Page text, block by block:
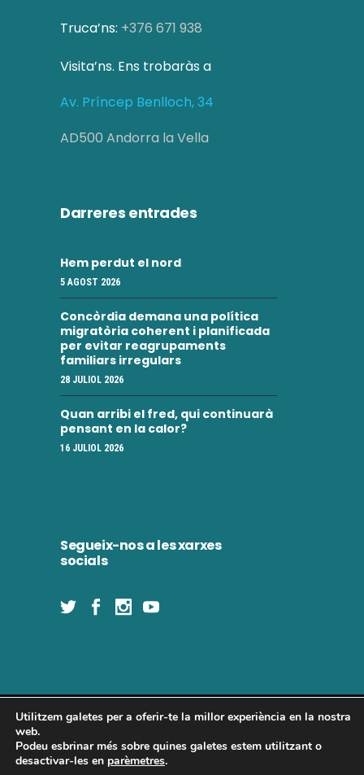
Truca’ns: +376 671 938
Visita’ns. Ens trobaràs a
Av. Príncep Benlloch, 34
AD500 Andorra la Vella
Darreres entrades
Hem perdut el nord
5 AGOST 2026
Concòrdia demana una política
migratòria coherent i planificada
per evitar reagrupaments
familiars irregulars
28 JULIOL 2026
Quan arribi el fred, qui continuarà
pensant en la calor?
16 JULIOL 2026
Segueix-nos a les xarxes
socials
Política de privadesa
Utilitzem galetes per a oferir-te la millor experiència en la nostra
web.
Podeu esbrinar més sobre quines galetes estem utilitzant o
desactivar-les en parèmetres.